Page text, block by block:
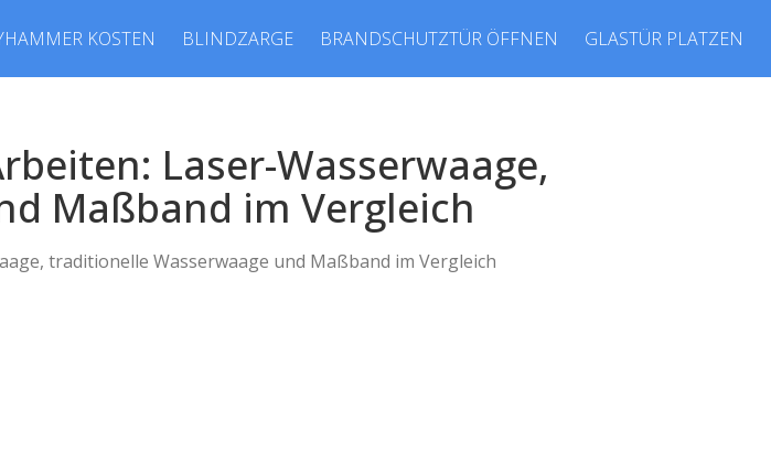
KOSTEN BLINDZARGE BRANDSCHUTZTÜR ÖFFNEN GLASTÜR PLATZEN
Laser-Wasserwaage,
Maßband im Vergleich
traditionelle Wasserwaage und Maßband im Vergleich